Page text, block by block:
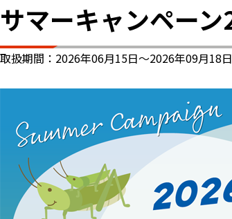
サマーキャンペー
取扱期間：2026年06月15日～2026年09月18日